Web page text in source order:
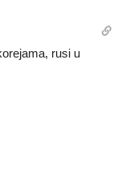
rusi u